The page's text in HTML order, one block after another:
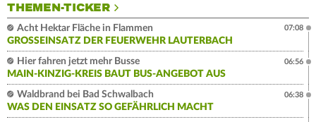
THEMEN-TICKER
Acht Hektar Fläche in Flammen
GROSSEINSATZ DER FEUERWEHR LAUTERBACH
07:08
Hier fahren jetzt mehr Busse
MAIN-KINZIG-KREIS BAUT BUS-ANGEBOT AUS
06:56
Waldbrand bei Bad Schwalbach
WAS DEN EINSATZ SO GEFÄHRLICH MACHT
06:38